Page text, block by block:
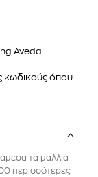
Aveda.
κωδικούς όπου
τα μαλλιά
περισσότερες